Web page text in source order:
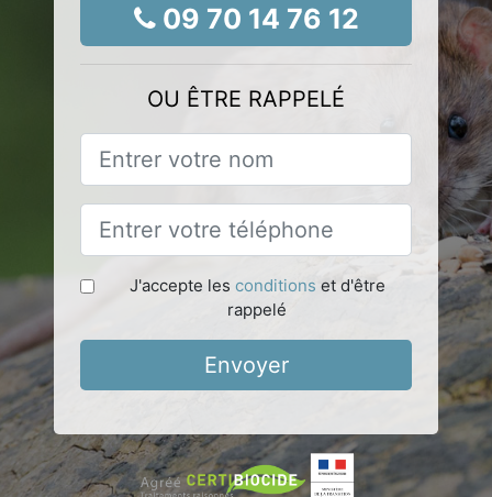
09 70 14 76 12
OU ÊTRE RAPPELÉ
J'accepte les conditions et d'être
rappelé
Envoyer